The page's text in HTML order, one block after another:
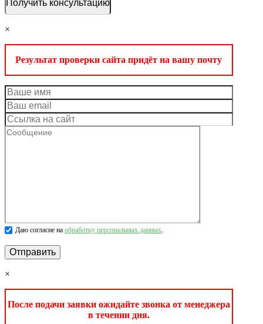
×
Результат проверки сайта придёт на вашу почту
Даю согласие на обработку персональных данных.
×
После подачи заявки ожидайте звонка от менеджера
в течении дня.